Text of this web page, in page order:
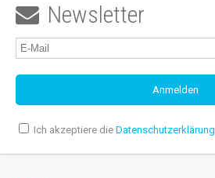
 Newsletter
Ich akzeptiere die Datenschutzerklärung